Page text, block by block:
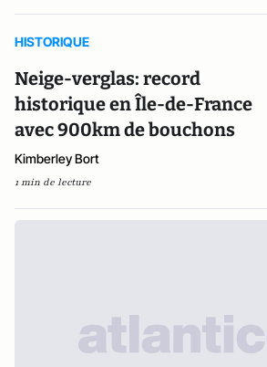
HISTORIQUE
Neige-verglas: record
historique en Île-de-France
avec 900km de bouchons
Kimberley Bort
1 min de lecture